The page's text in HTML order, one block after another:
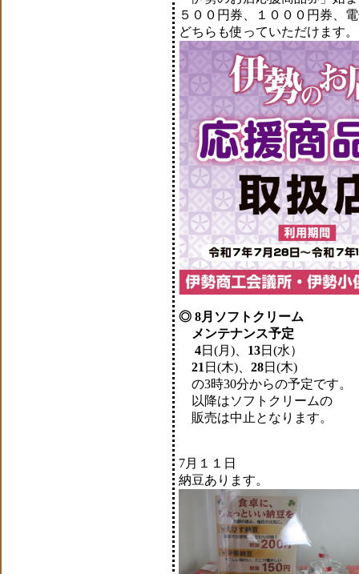
５００円券、１０００円券、
どちらも使っていただけます。
◎ 8月ソフトクリーム
メンテナンス予定
4日(月)、 13日(水）
21 日(木)、 28日(木)
の3時30分からの予定です。
以降はソフトクリームの
販売は中止となります。
7月１１日
納豆あります。